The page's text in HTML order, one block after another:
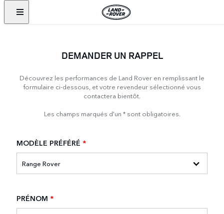
DEMANDER UN RAPPEL
Découvrez les performances de Land Rover en remplissant le
formulaire ci-dessous, et votre revendeur sélectionné vous
contactera bientôt.
Les champs marqués d'un * sont obligatoires.
MODÈLE PRÉFÉRÉ *
PRÉNOM *